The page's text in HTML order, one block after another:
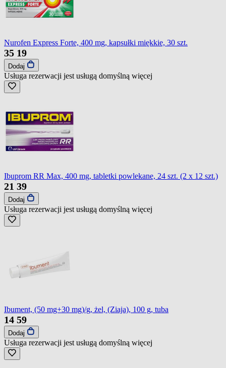
Nurofen Express Forte, 400 mg, kapsułki miękkie, 30 szt.
35 19
Dodaj
Usługa rezerwacji jest usługą domyślną więcej
Ibuprom RR Max, 400 mg, tabletki powlekane, 24 szt. (2 x 12 szt.)
21 39
Dodaj
Usługa rezerwacji jest usługą domyślną więcej
Ibument, (50 mg+30 mg)/g, żel, (Ziaja), 100 g, tuba
14 59
Dodaj
Usługa rezerwacji jest usługą domyślną więcej